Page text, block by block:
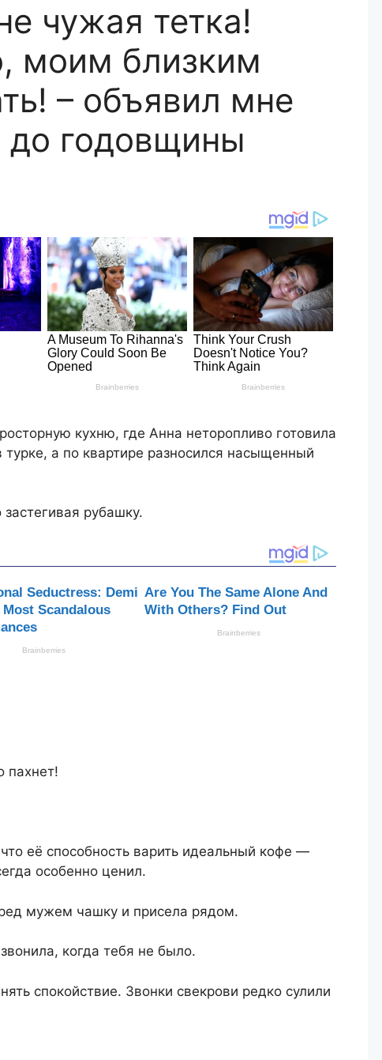
чужая тетка!
моим близким
– объявил мне
годовщины
кухню, где Анна неторопливо готовила
а по квартире разносился насыщенный
рубашку.
пахнет!
её способность варить идеальный кофе —
особенно ценил.
мужем чашку и присела рядом.
когда тебя не было.
спокойствие. Звонки свекрови редко сулили